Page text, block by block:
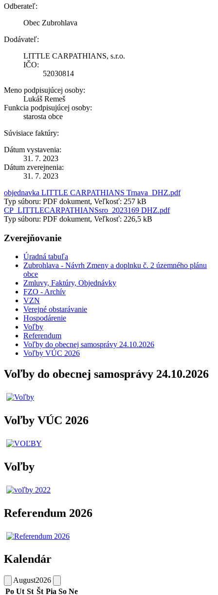
Odberateľ:
Obec Zubrohlava
Dodávateľ:
LITTLE CARPATHIANS, s.r.o.
IČO:
52030814
Meno podpisujúcej osoby:
Lukáš Remeš
Funkcia podpisujúcej osoby:
starosta obce
Súvisiace faktúry:
Dátum vystavenia:
31. 7. 2023
Dátum zverejnenia:
31. 7. 2023
objednavka LITTLE CARPATHIANS Trnava_DHZ.pdf
Typ súboru: PDF dokument, Veľkosť: 257 kB
CP_LITTLECARPATHIANSsro_2023169 DHZ.pdf
Typ súboru: PDF dokument, Veľkosť: 226,5 kB
Zverejňovanie
Úradná tabuľa
Zubrohlava - Návrh Zmeny a doplnku č. 2 územného plánu
obce
Zmluvy, Faktúry, Objednávky
FZO - Archív
VZN
Verejné obstarávanie
Hospodárenie
Voľby
Referendum
Voľby do obecnej samosprávy 24.10.2026
Voľby VÚC 2026
Voľby do obecnej samosprávy 24.10.2026
Voľby VÚC 2026
Voľby
Referendum 2026
Kalendár
August2026
Po Ut St Št Pia So Ne